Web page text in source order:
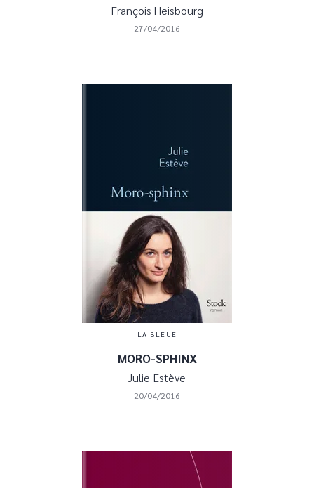
François Heisbourg
27/04/2016
LA BLEUE
MORO-SPHINX
Julie Estève
20/04/2016